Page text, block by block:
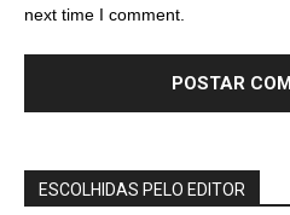
next time I comment.
ESCOLHIDAS PELO EDITOR